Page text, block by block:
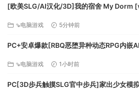
间根据装潢会得到1到5星的评级，评级
不同玩法
《酒馆带师》提供多种玩法。您可将酒
心经营旅店住宿。
[欧美SLG/AI汉化/3D]我的宿舍 My Dorm
⇘电脑游戏 5分钟前
PC+安卓爆款[RBQ恶堕异种动态RPG内嵌
雷/UC/夸克
⇘电脑游戏 1小时前
PC[3D步兵触摸SLG官中步兵]家出少女模